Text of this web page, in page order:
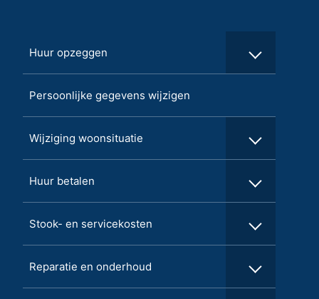
Huur opzeggen
Persoonlijke gegevens wijzigen
Wijziging woonsituatie
Huur betalen
Stook- en servicekosten
Reparatie en onderhoud